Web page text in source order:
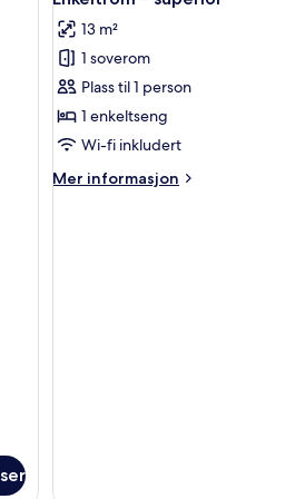
alle
bildene
av
Enkeltrom
–
superior
13 m²
1 soverom
Plass til 1 person
1 enkeltseng
Wi-fi inkludert
Mer informasjon
Mer